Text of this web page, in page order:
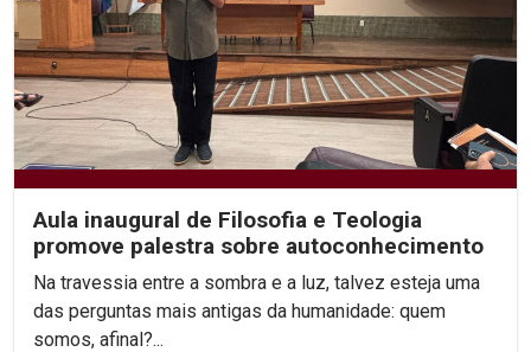
Aula inaugural de Filosofia e Teologia
promove palestra sobre autoconhecimento
Na travessia entre a sombra e a luz, talvez esteja uma
das perguntas mais antigas da humanidade: quem
somos, afinal?...